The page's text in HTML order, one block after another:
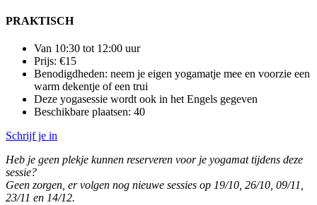
PRAKTISCH
Van 10:30 tot 12:00 uur
Prijs: €15
Benodigdheden: neem je eigen yogamatje mee en voorzie een
warm dekentje of een trui
Deze yogasessie wordt ook in het Engels gegeven
Beschikbare plaatsen: 40
Schrijf je in
Heb je geen plekje kunnen reserveren voor je yogamat tijdens deze
sessie?
Geen zorgen, er volgen nog nieuwe sessies op 19/10, 26/10, 09/11,
23/11 en 14/12.